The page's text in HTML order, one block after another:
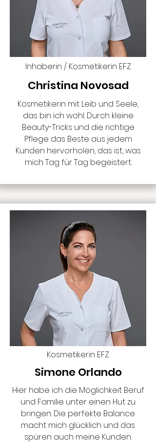
Inhaberin / Kosmetikerin EFZ
Christina Novosad
Kosmetikerin mit Leib und Seele,
das bin ich wohl. Durch kleine
Beauty-Tricks und die richtige
Pflege das Beste aus jedem
Kunden hervorholen, das ist, was
mich Tag für Tag begeistert.
Kosmetikerin EFZ
Simone Orlando
Hier habe ich die Möglichkeit Beruf
und Familie unter einen Hut zu
bringen. Die perfekte Balance
macht mich glücklich und das
spüren auch meine Kunden.